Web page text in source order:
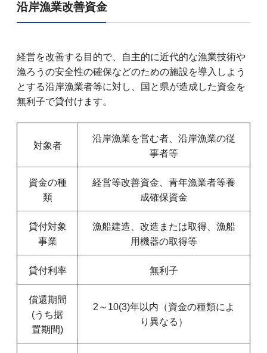
沿岸漁業改善資金
経営を改善する目的で、自主的に近代的な漁業技術や
漁ろうの安全性の確保などのための施設を導入しよう
とする沿岸漁業者等に対し、国と県が造成した資金を
無利子で貸付けます。
対象者
沿岸漁業を営む者、沿岸漁業の従
事者等
資金の種
類
経営等改善資金、青年漁業者等養
成確保資金
貸付対象
事業
漁船建造、改造または取得、漁船
用機器の取得等
貸付利率 無利子
償還期間
(うち据
置期間)
2～10(3)年以内（資金の種類によ
り異なる）